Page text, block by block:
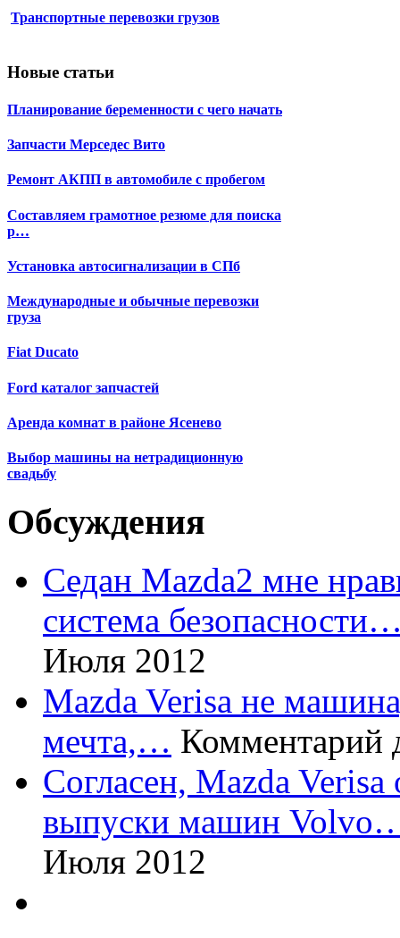
Транспортные перевозки грузов
Новые статьи
Планирование беременности с чего начать
Запчасти Мерседес Вито
Ремонт АКПП в автомобиле с пробегом
Составляем грамотное резюме для поиска
р…
Установка автосигнализации в СПб
Международные и обычные перевозки
груза
Fiat Ducato
Ford каталог запчастей
Аренда комнат в районе Ясенево
Выбор машины на нетрадиционную
свадьбу
Обсуждения
Седан Mazda2 мне
система
Июля 2012
Mazda Verisa не
мечта,… Комментарий
Согласен, Mazda
выпуски машин
Июля 2012